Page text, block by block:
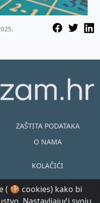
( 🍪 cookies) kako bi
ZAŠTITA PODATAKA
O NAMA
KOLAČIĆI
EN HR